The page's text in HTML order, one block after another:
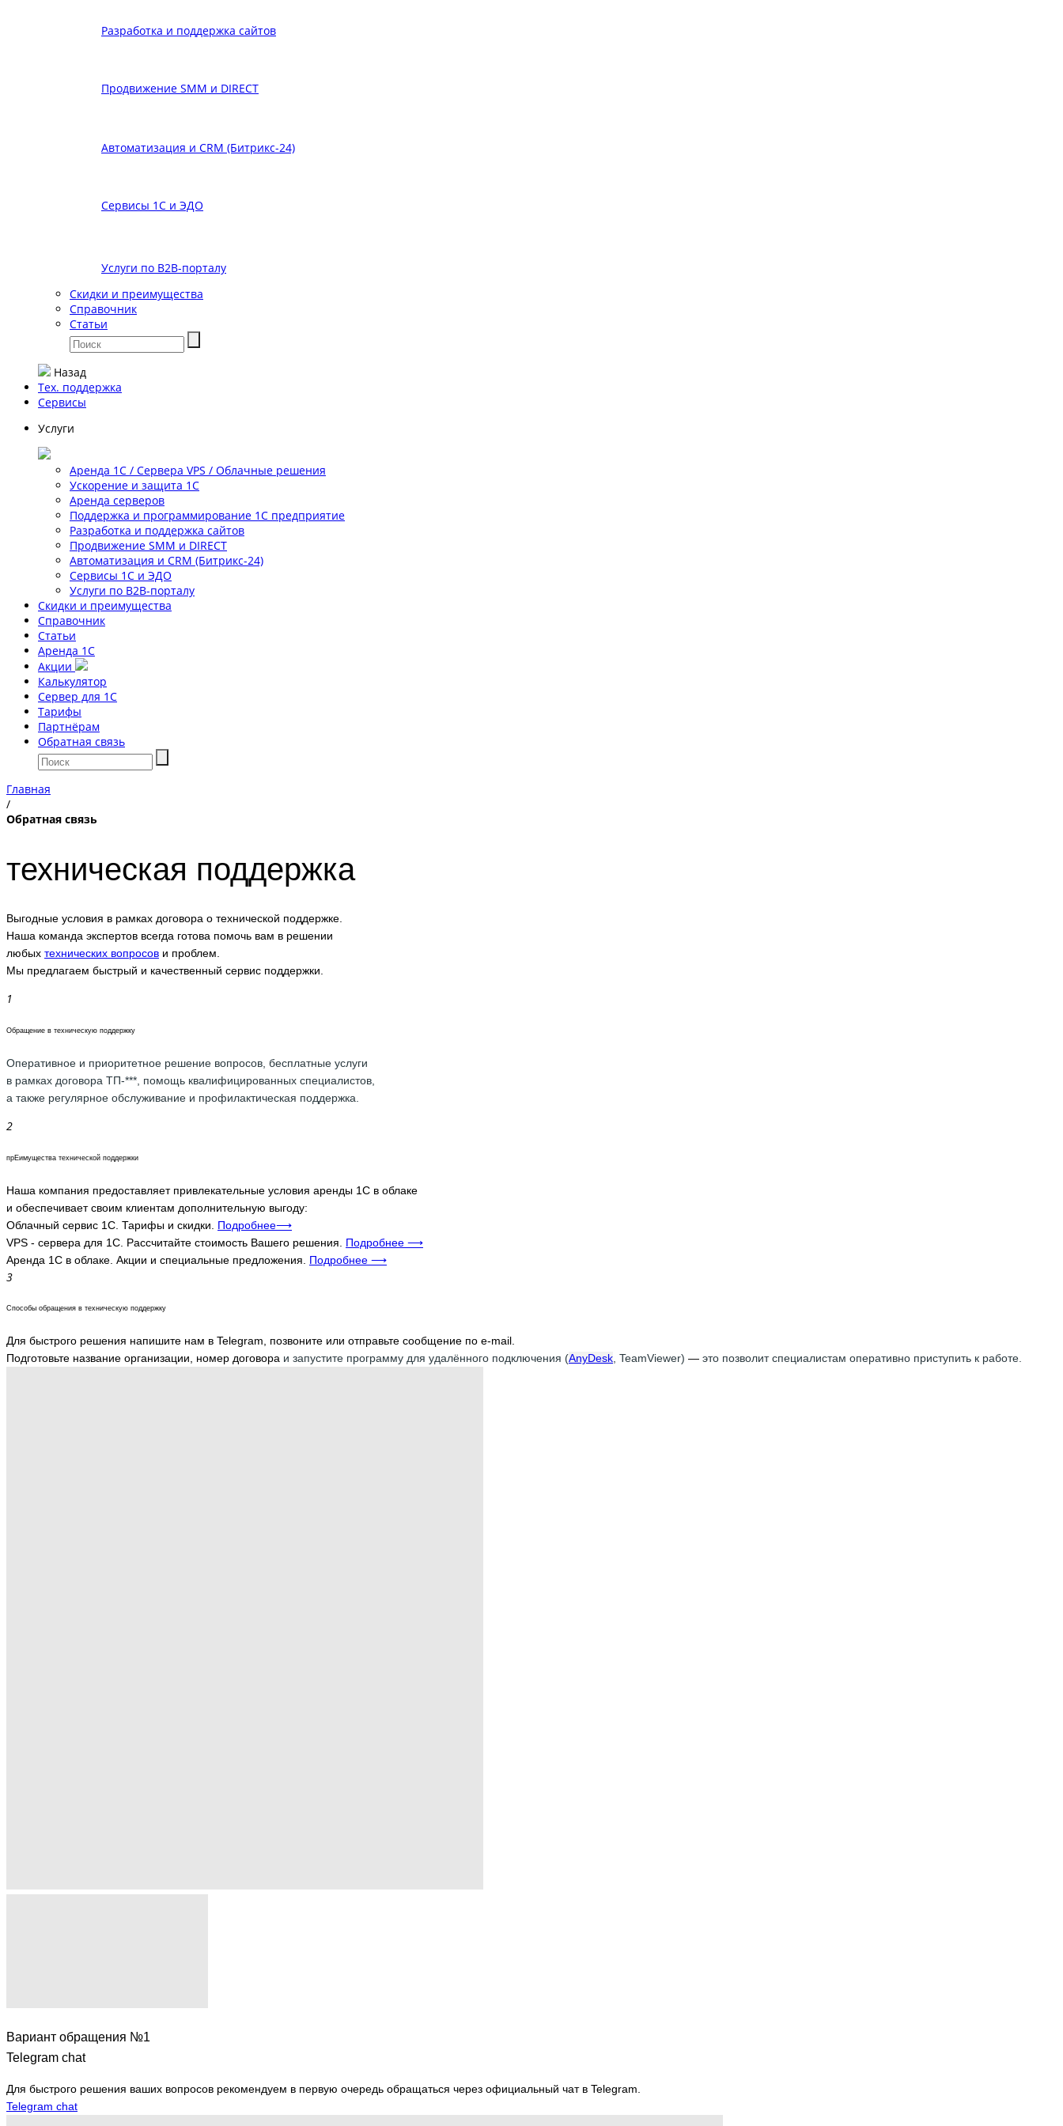
Разработка и поддержка сайтов
Продвижение SMM и DIRECT
Автоматизация и СRМ (Битрикс-24)
Сервисы 1С и ЭДО
Услуги по В2В-порталу
Скидки и преимущества
Справочник
Статьи
Назад
Тех. поддержка
Сервисы
Услуги
Аренда 1С / Сервера VPS / Облачные решения
Ускорение и защита 1С
Аренда серверов
Поддержка и программирование 1С предприятие
Разработка и поддержка сайтов
Продвижение SMM и DIRECT
Автоматизация и СRМ (Битрикс-24)
Сервисы 1С и ЭДО
Услуги по В2В-порталу
Скидки и преимущества
Справочник
Статьи
Аренда 1С
Акции
Калькулятор
Сервер для 1С
Тарифы
Партнёрам
Обратная связь
Главная
/
Обратная связь
техническая поддержка
Выгодные условия в рамках договора о технической поддержке.
Наша команда экспертов всегда готова помочь вам в решении
любых технических вопросов и проблем.
Мы предлагаем быстрый и качественный сервис поддержки.
Обращение в техническую поддержку
Оперативное и приоритетное решение вопросов, бесплатные услуги
в рамках договора ТП-***, помощь квалифицированных специалистов,
а также регулярное обслуживание и профилактическая поддержка.
прЕимущества технической поддержки
Наша компания предоставляет привлекательные условия аренды 1С в облаке
и обеспечивает своим клиентам дополнительную выгоду:
Облачный сервис 1С. Тарифы и скидки. Подробнее⟶
VPS - сервера для 1С. Рассчитайте стоимость Вашего решения. Подробнее ⟶
Аренда 1С в облаке. Акции и специальные предложения. Подробнее ⟶
Способы обращения в техническую поддержку
Для быстрого решения напишите нам в Telegram, позвоните или отправьте сообщение по e-mail.
Подготовьте название организации, номер договора и запустите программу для удалённого подключения (AnyDesk, TeamViewer) — это позволитспециалистам оперативно приступить к работе.
Вариант обращения №1
Telegram chat
Для быстрого решения ваших вопросов рекомендуем в первую очередь обращаться через официальный чат в Telegram.
Telegram chat